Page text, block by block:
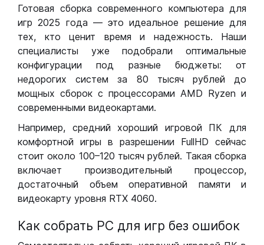
Готовая сборка современного компьютера для
игр 2025 года — это идеальное решение для
тех, кто ценит время и надежность. Наши
специалисты уже подобрали оптимальные
конфигурации под разные бюджеты: от
недорогих систем за 80 тысяч рублей до
мощных сборок с процессорами AMD Ryzen и
современными видеокартами.
Например, средний хороший игровой ПК для
комфортной игры в разрешении FullHD сейчас
стоит около 100–120 тысяч рублей. Такая сборка
включает производительный процессор,
достаточный объем оперативной памяти и
видеокарту уровня RTX 4060.
Как собрать РС для игр без ошибок